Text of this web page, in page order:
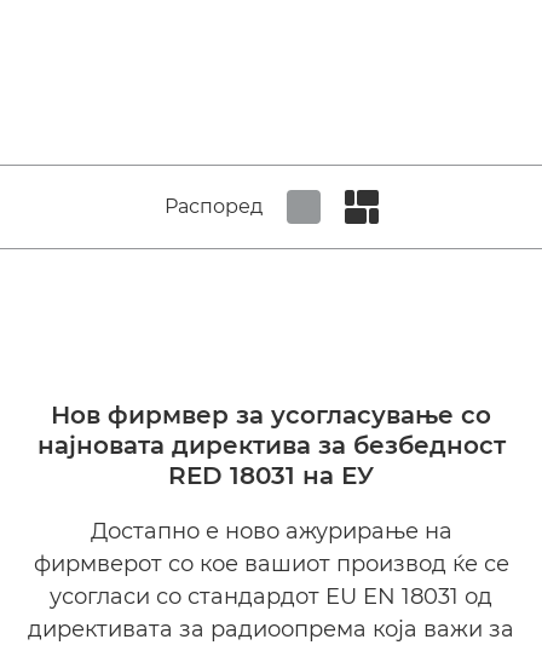
Распоред
Нов фирмвер за усогласување со
најновата директива за безбедност
RED 18031 на ЕУ
Достапно е ново ажурирање на
фирмверот со кое вашиот производ ќе се
усогласи со стандардот EU EN 18031 од
директивата за радиоопрема која важи за